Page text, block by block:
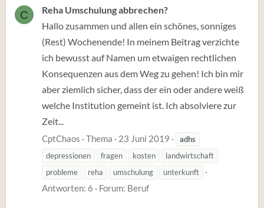
C
Reha Umschulung abbrechen?
Hallo zusammen und allen ein schönes, sonniges
(Rest) Wochenende! In meinem Beitrag verzichte
ich bewusst auf Namen um etwaigen rechtlichen
Konsequenzen aus dem Weg zu gehen! Ich bin mir
aber ziemlich sicher, dass der ein oder andere weiß
welche Institution gemeint ist. Ich absolviere zur
Zeit...
CptChaos Thema 23 Juni 2019
adhs
depressionen
fragen kosten
landwirtschaft
probleme
reha umschulung unterkunft
Antworten: 6 Forum: Beruf